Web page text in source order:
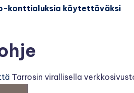
konttialuksia käytettäväksi
Tarrosin virallisella